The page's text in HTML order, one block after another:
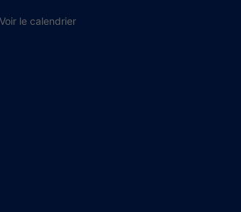
Voir le calendrier